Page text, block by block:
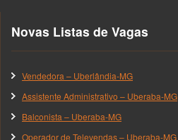
Novas Listas de Vagas
Vendedora – Uberlândia-MG
Assistente Administrativo – Uberaba-MG
Balconista – Uberaba-MG
Operador de Televendas – Uberaba-MG